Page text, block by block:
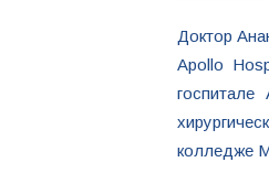
Доктор
Apollo
колледже